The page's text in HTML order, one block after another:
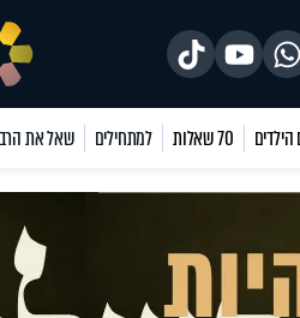
70 שאלות למתחילים שאל את הרב